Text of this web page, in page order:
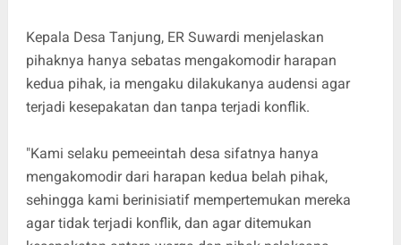
Kepala Desa Tanjung, ER Suwardi menjelaskan
pihaknya hanya sebatas mengakomodir harapan
kedua pihak, ia mengaku dilakukanya audensi agar
terjadi kesepakatan dan tanpa terjadi konflik.
"Kami selaku pemeeintah desa sifatnya hanya
mengakomodir dari harapan kedua belah pihak,
sehingga kami berinisiatif mempertemukan mereka
agar tidak terjadi konflik, dan agar ditemukan